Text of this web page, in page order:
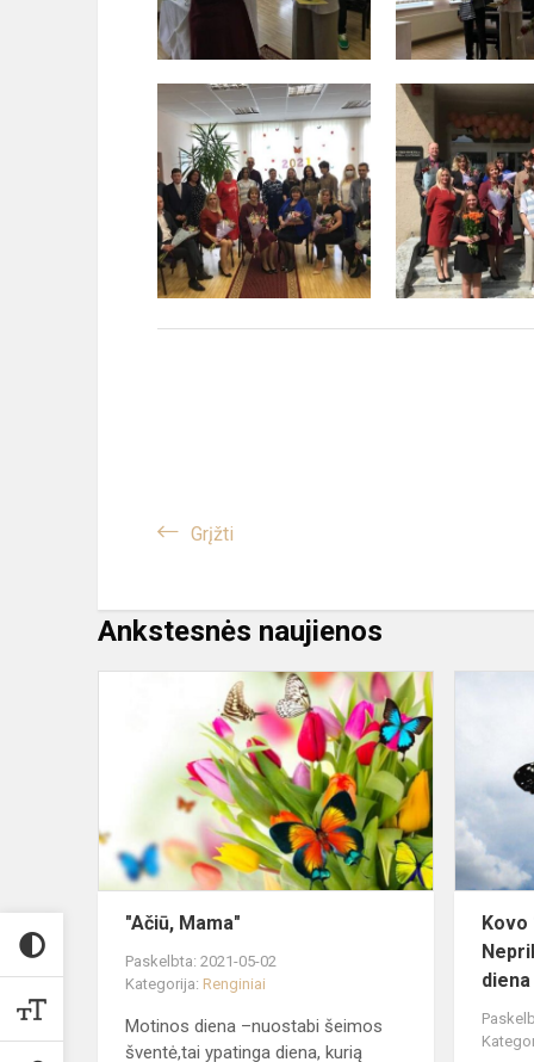
Grįžti
Ankstesnės naujienos
"Ačiū,
Mama"
"Ačiū, Mama"
Paskelbta: 2021-05-02
Kategorija: Renginiai
Motinos diena –nuostabi šeimos
šventė,tai ypatinga diena, kurią
Kovo
diena